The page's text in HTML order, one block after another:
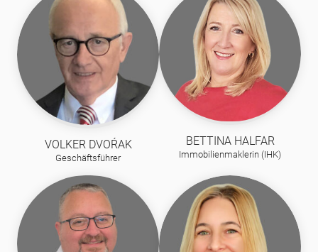
VOLKER DVOŔAK
Geschäftsführer
BETTINA HALFAR
Immobilienmaklerin (IHK)